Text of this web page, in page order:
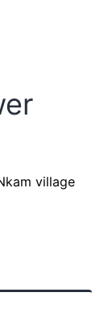
village